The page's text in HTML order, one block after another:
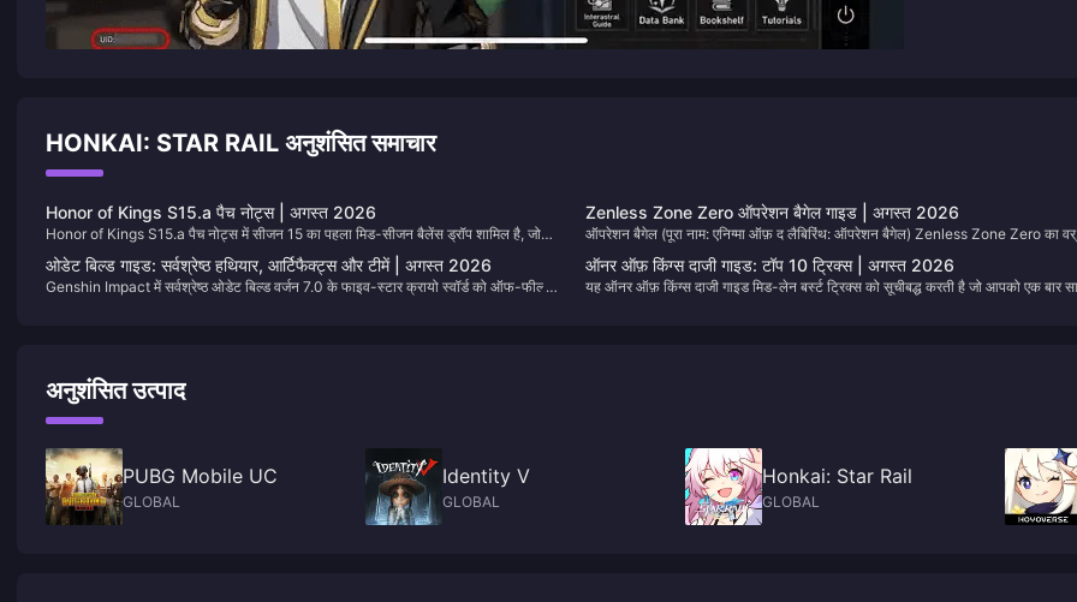
HONKAI: STAR RAIL अनुशंसित समाचार
Honor of Kings S15.a पैच नोट्स | अगस्त 2026
Honor of Kings S15.a पैच नोट्स में सीजन 15 का पहला मिड-सीजन बैलेंस ड्रॉप शामिल है, जो
30 जुलाई, 2026 से लाइव है। इस पेज को बुकमार्क कर लें। जब अगला हीरो पास आएगा, तो हम
टेबल्स को अपडेट कर देंगे।
Zenless Zone Zero ऑपरेशन बैगेल गाइड | अगस्त 2026
ऑपरेशन बैगेल (पूरा नाम: एनिग्मा ऑफ़ द लैबिरिंथ: ऑपरेशन बैगेल) Zenless Zone Zero का वर्
3.1 में आया एक स्थायी एक्सट्रैक्शन मोड है। इसमें आप एक दूषित हॉलो में उतरते हैं, रन के दौरान
तैयार करते हैं, कीमती सामान निकालते हैं, और टाइमर समाप्त होने से पहले बाहर निकल आते हैं।
जैसे मौसमी कमीशन, शॉप स्टॉक और मैप के नियम बदलते हैं, यह पेज हमेशा अपडेट रहता है।
ओडेट बिल्ड गाइड: सर्वश्रेष्ठ हथियार, आर्टिफैक्ट्स और टीमें | अगस्त 2026
Genshin Impact में सर्वश्रेष्ठ ओडेट बिल्ड वर्जन 7.0 के फाइव-स्टार क्रायो स्वॉर्ड को ऑफ-फील्ड
ऑनर ऑफ़ किंग्स दाजी गाइड: टॉप 10 ट्रिक्स | अगस्त 2026
यह ऑनर ऑफ़ किंग्स दाजी गाइड मिड-लेन बर्स्ट ट्रिक्स को सूचीबद्ध करती है जो आपको एक बार
अनुशंसित उत्पाद
PUBG Mobile UC
GLOBAL
Identity V
GLOBAL
Honkai: Star Rail
GLOBAL